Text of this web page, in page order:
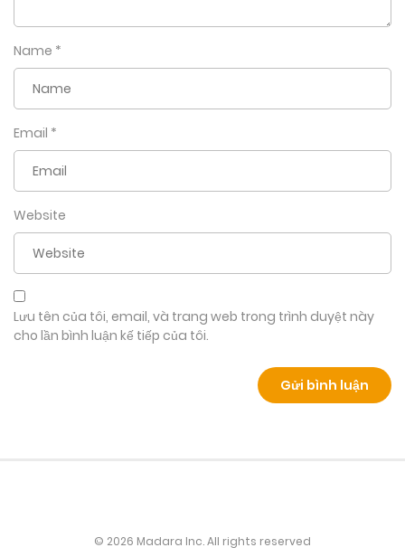
Name *
Email *
Website
Lưu tên của tôi, email, và trang web trong trình duyệt này
cho lần bình luận kế tiếp của tôi.
© 2026 Madara Inc. All rights reserved